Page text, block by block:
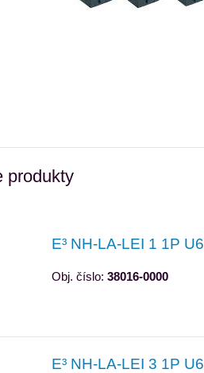
produkty
E³ NH-LA-LEI 1 1P U6
Obj. číslo: 38016-0000
E³ NH-LA-LEI 3 1P U6